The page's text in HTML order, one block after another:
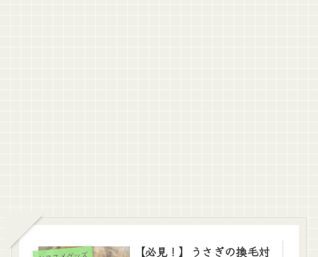
【必見！】うさぎの換毛対